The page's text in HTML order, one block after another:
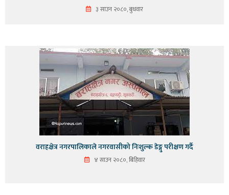
३ साउन २०८०, बुधवार
वराहक्षेत्र नगरपालिकाले नगरवासीको निःशुल्क डेङ्गु परीक्षण गर्दै
४ साउन २०८०, बिहिवार